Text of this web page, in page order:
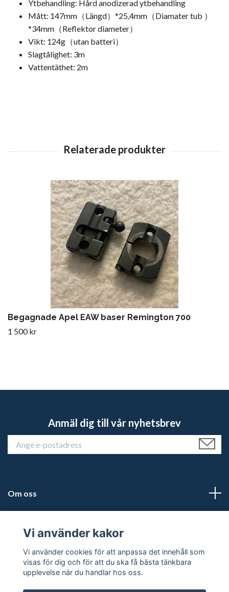
Ytbehandling: Hård anodizerad ytbehandling
Mått: 147mm（Längd）*25,4mm（Diamater tub ）
*34mm（Reflektor diameter）
Vikt: 124g（utan batteri）
Slagtålighet: 3m
Vattentäthet: 2m
Begagnade Apel EAW baser Remington 700
1 500 kr
Anmäl dig till vår nyhetsbrev
Om oss
Läs mer
Vi använder kakor
Vi använder cookies för att anpassa det innehåll som
visas för dig och för att du ska få bästa tänkbara
upplevelse när du handlar hos oss.